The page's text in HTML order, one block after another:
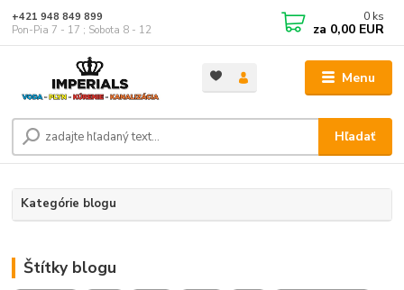
Menu
Hľadať
+421 948 849 899
Pon-Pia 7 - 17 ; Sobota 8 - 12
0 ks
za 0,00 EUR
Kategórie blogu
Štítky blogu